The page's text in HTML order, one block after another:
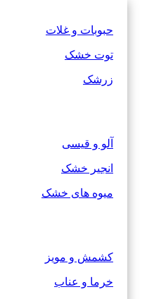
حبوبات و غلات
توت خشک
زرشک
آلو و قیسی
انجیر خشک
میوه های خشک
کشمش و مویز
خرما و عناب